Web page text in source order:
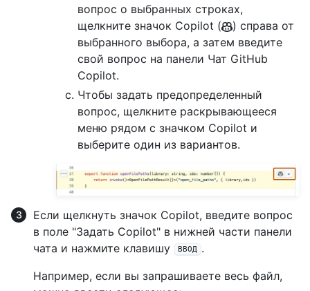
вопрос о выбранных строках,
щелкните значок Copilot (
) справа от
выбранного выбора, а затем введите
свой вопрос на панели Чат GitHub
Copilot.
Чтобы задать предопределенный
вопрос, щелкните раскрывающееся
меню рядом с значком Copilot и
выберите один из вариантов.
Если щелкнуть значок Copilot, введите вопрос
в поле "Задать Copilot" в нижней части панели
чата и нажмите клавишу
ВВОД .
Например, если вы запрашиваете весь файл,